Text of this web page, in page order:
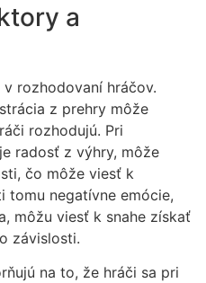
a
rozhodovaní hráčov.
z prehry môže
rozhodujú. Pri
radosť z výhry, môže
čo môže viesť k
tomu negatívne emócie,
môžu viesť k snahe získať
závislosti.
na to, že hráči sa pri